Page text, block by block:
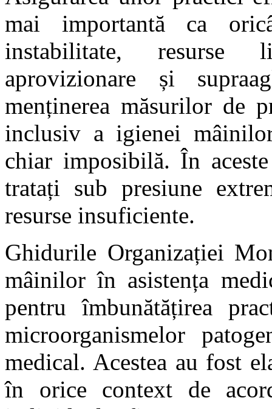
mai importantă ca
instabilitate, resurse
aprovizionare și
menținerea măsurilor de
inclusiv a igienei
chiar imposibilă. În
tratați sub presiune
resurse insuficiente.
Ghidurile Organizației
mâinilor în asistența
pentru îmbunătățirea
microorganismelor
medical. Acestea au fost
în orice context de